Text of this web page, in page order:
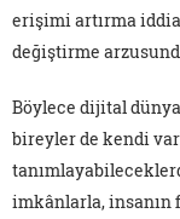
erişimi artırma
değiştirme
Böylece dijital
bireyler de kendi
imkânlarla, insanın